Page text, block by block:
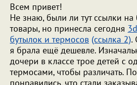
Всем привет!
Не знаю, были ли тут ссылки
товары, но принесла сегодня
бутылок и термосов (ссылка 2).
я брала ещё дешевле.
дочери в классе трое детей с
термосами, чтобы различать.
понравились, что стали